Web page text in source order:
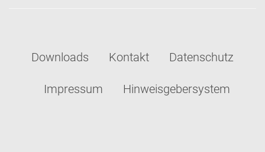
Downloads Kontakt Datenschutz
Impressum Hinweisgebersystem